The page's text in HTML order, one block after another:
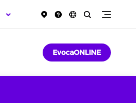
EvocaONLINE